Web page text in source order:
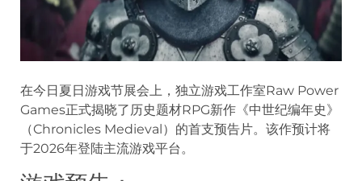
在今日夏日游戏节展会上，独立游戏工作室Raw Power
Games正式揭晓了历史题材RPG新作《中世纪编年史》
（Chronicles Medieval）的首支预告片。该作预计将
于2026年登陆主流游戏平台。